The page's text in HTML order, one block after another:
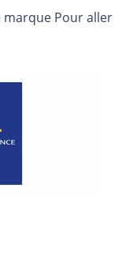
marque Pour aller